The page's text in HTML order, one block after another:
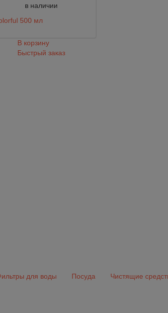
в наличии
500 мл
В корзину
Быстрый заказ
для воды Посуда Чистящие